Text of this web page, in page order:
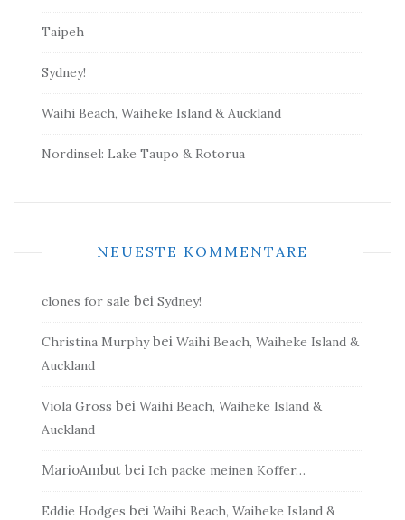
Taipeh
Sydney!
Waihi Beach, Waiheke Island & Auckland
Nordinsel: Lake Taupo & Rotorua
NEUESTE KOMMENTARE
clones for sale bei Sydney!
Christina Murphybei Waihi Beach, Waiheke Island &
Auckland
Viola Gross bei Waihi Beach, Waiheke Island &
Auckland
MarioAmbut bei Ich packe meinen Koffer…
Eddie Hodges bei Waihi Beach, Waiheke Island &